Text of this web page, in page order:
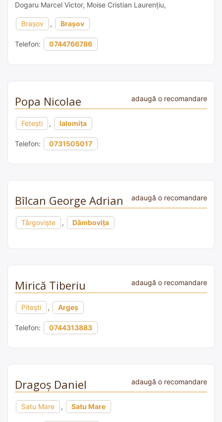
Dogaru Marcel Victor, Moise Cristian Laurențiu,
Brașov , Brașov
Telefon: 0744766786
Popa Nicolae adaugă o recomandare
Fetești , Ialomița
Telefon: 0731505017
Bîlcan George Adrian adaugă o recomandare
Târgoviște , Dâmbovița
Mirică Tiberiu adaugă o recomandare
Pitești , Argeș
Telefon: 0744313883
Dragoș Daniel adaugă o recomandare
Satu Mare , Satu Mare